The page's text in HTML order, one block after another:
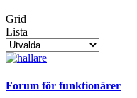
Grid
Lista
Forum för funktionärer